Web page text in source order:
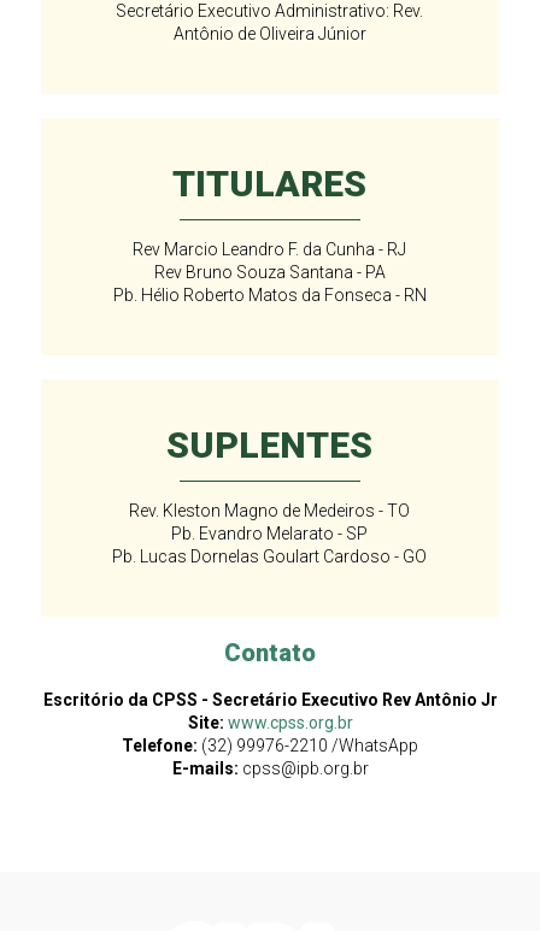
Secretário Executivo Administrativo: Rev.
Antônio de Oliveira Júnior
TITULARES
Rev Marcio Leandro F. da Cunha - RJ
Rev Bruno Souza Santana - PA
Pb. Hélio Roberto Matos da Fonseca - RN
SUPLENTES
Rev. Kleston Magno de Medeiros - TO
Pb. Evandro Melarato - SP
Pb. Lucas Dornelas Goulart Cardoso - GO
Contato
Escritório da CPSS - Secretário Executivo Rev Antônio Jr
Site: www.cpss.org.br
Telefone: (32) 99976-2210 /WhatsApp
E-mails: cpss@ipb.org.br